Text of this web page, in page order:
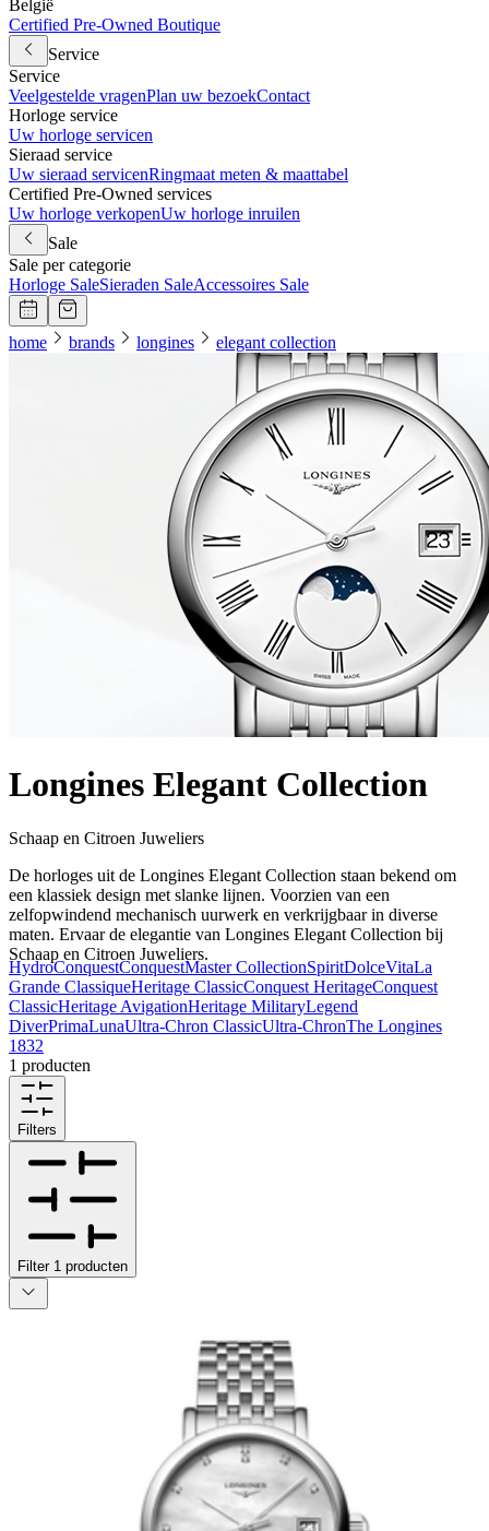
België
Certified Pre-Owned Boutique
Service
Service
Veelgestelde vragenPlan uw bezoekContact
Horloge service
Uw horloge servicen
Sieraad service
Uw sieraad servicenRingmaat meten & maattabel
Certified Pre-Owned services
Uw horloge verkopenUw horloge inruilen
Sale
Sale per categorie
Horloge SaleSieraden SaleAccessoires Sale
home brands longines elegant collection
Longines Elegant Collection
Schaap en Citroen Juweliers
De horloges uit de Longines Elegant Collection staan bekend om
een klassiek design met slanke lijnen. Voorzien van een
zelfopwindend mechanisch uurwerk en verkrijgbaar in diverse
maten. Ervaar de elegantie van Longines Elegant Collection bij
Schaap en Citroen Juweliers.
HydroConquestConquestMaster CollectionSpiritDolceVitaLa
Grande ClassiqueHeritage ClassicConquest HeritageConquest
ClassicHeritage AvigationHeritage MilitaryLegend
DiverPrimaLunaUltra-Chron ClassicUltra-ChronThe Longines
1832
1 producten
Filters
Filter 1 producten